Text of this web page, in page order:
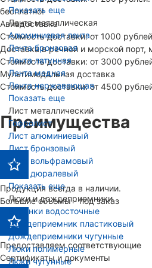
Показать еще
Лента металлическая
Алюминиевая лента
Лента бронзовая
Лента латунная
Лента медная
Лента нержавеющая
Показать еще
Лист металлический
Гофролист
Лист алюминиевый
Лист бронзовый
Лист вольфрамовый
Лист дюралевый
Показать еще
Люки и дождеприемники
Воронки водосточные
Дождеприемник пластиковый
Дождеприемники чугунные
Люки полимерные
Люки чугунные
бесплатно!
Авиадоставка
Стоимость доставки: от 1000
Доставка в речной и морской порт,
Стоимость доставки: от 3000
Мультимодальная доставка
Стоимость доставки: от 4500
Преимущества
Продукция всегда в наличии.
Большие объемы - под заказ
Предоставляем соответствующие
Сертификаты и документы